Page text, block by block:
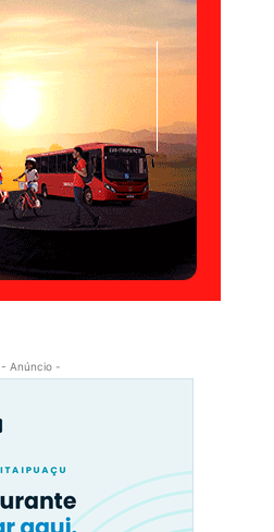
- Anúncio -